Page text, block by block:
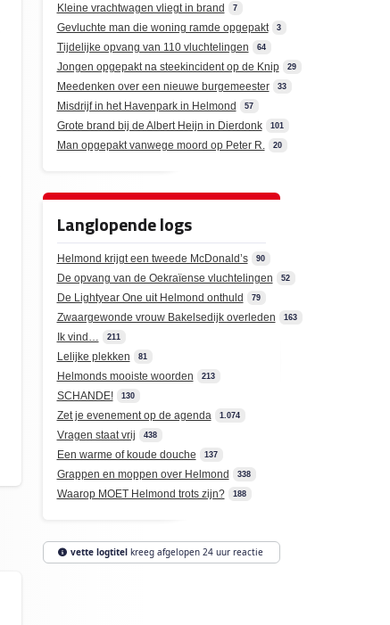
Kleine vrachtwagen vliegt in brand 7
Gevluchte man die woning ramde opgepakt 3
Tijdelijke opvang van 110 vluchtelingen 64
Jongen opgepakt na steekincident op de Knip 29
Meedenken over een nieuwe burgemeester 33
Misdrijf in het Havenpark in Helmond 57
Grote brand bij de Albert Heijn in Dierdonk 101
Man opgepakt vanwege moord op Peter R. 20
Langlopende logs
Helmond krijgt een tweede McDonald’s 90
De opvang van de Oekraïense vluchtelingen 52
De Lightyear One uit Helmond onthuld 79
Zwaargewonde vrouw Bakelsedijk overleden 163
Ik vind… 211
Lelijke plekken 81
Helmonds mooiste woorden 213
SCHANDE! 130
Zet je evenement op de agenda 1.074
Vragen staat vrij 438
Een warme of koude douche 137
Grappen en moppen over Helmond 338
Waarop MOET Helmond trots zijn? 188
vette logtitelkreeg afgelopen 24 uur reactie